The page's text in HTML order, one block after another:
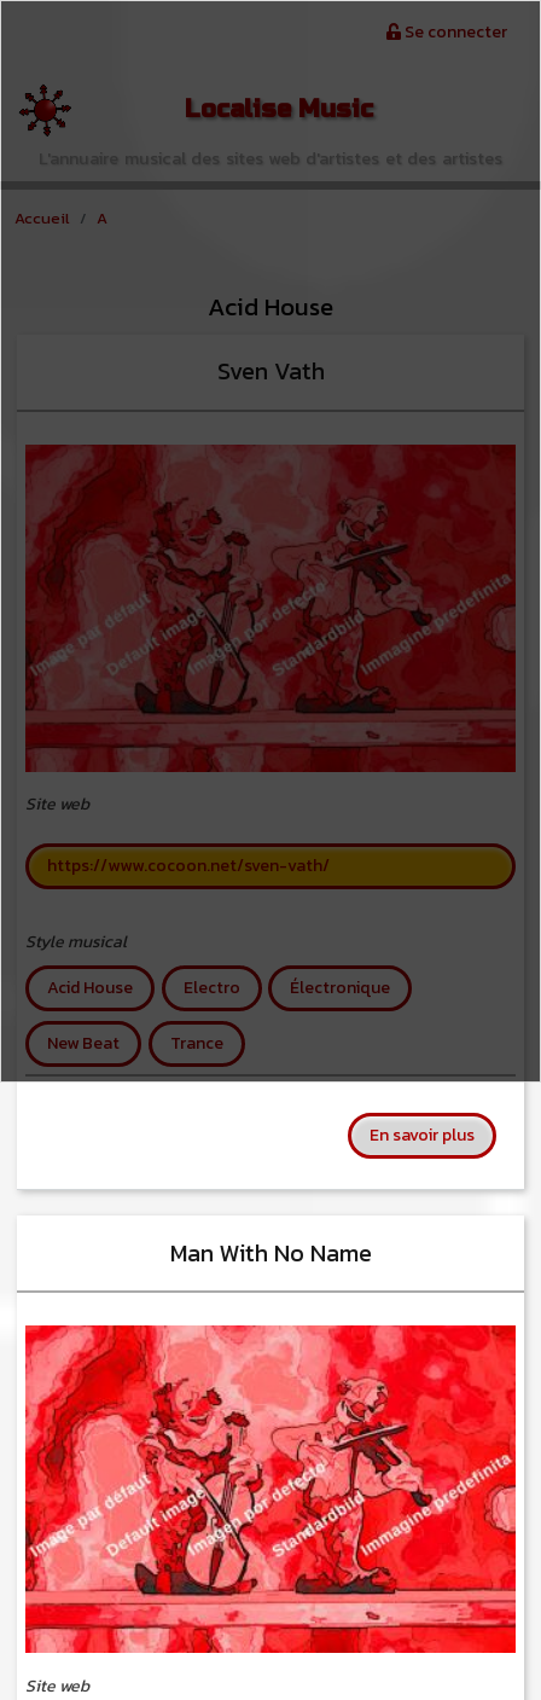
Se connecter
Localise Music
L'annuaire musical des sites web d'artistes et des artistes
Accueil A
Acid House
Sven Vath
Site web
https://www.cocoon.net/sven-vath/
Style musical
Acid House
Electro Électronique
New Beat Trance
En savoir plussur
Man With No Name
Site web